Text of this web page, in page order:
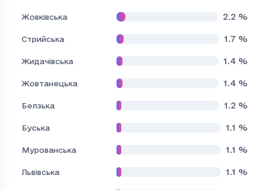
Жовківська 2.2 %
Стрийська 1.7 %
Жидачівська 1.4 %
Жовтанецька 1.4 %
Белзька 1.2 %
Буська 1.1 %
Мурованська 1.1 %
Львівська 1.1 %